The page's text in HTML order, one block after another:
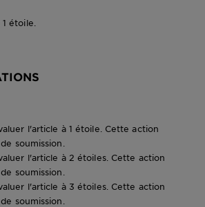
étoile.
l'article à 1 étoile. Cette action
soumission.
l'article à 2 étoiles. Cette action
soumission.
l'article à 3 étoiles. Cette action
soumission.